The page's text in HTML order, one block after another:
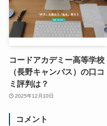
コードアカデミー高等学校
（長野キャンパス）の口コ
ミ評判は？
2025年12月10日
コメント